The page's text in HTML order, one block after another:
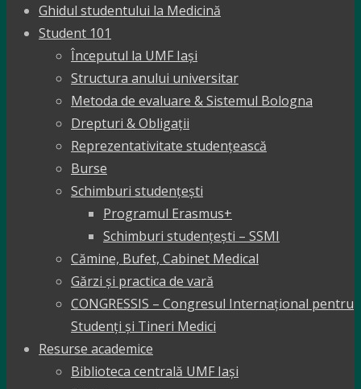
Ghidul studentului la Medicină
Student 101
Începutul la UMF Iași
Structura anului universitar
Metoda de evaluare & Sistemul Bologna
Drepturi & Obligații
Reprezentativitate studențească
Burse
Schimburi studențești
Programul Erasmus+
Schimburi studențești – SSMI
Cămine, Bufet, Cabinet Medical
Gărzi și practica de vară
CONGRESSIS – Congresul Internațional pentru
Studenți și Tineri Medici
Resurse academice
Biblioteca centrală UMF Iași